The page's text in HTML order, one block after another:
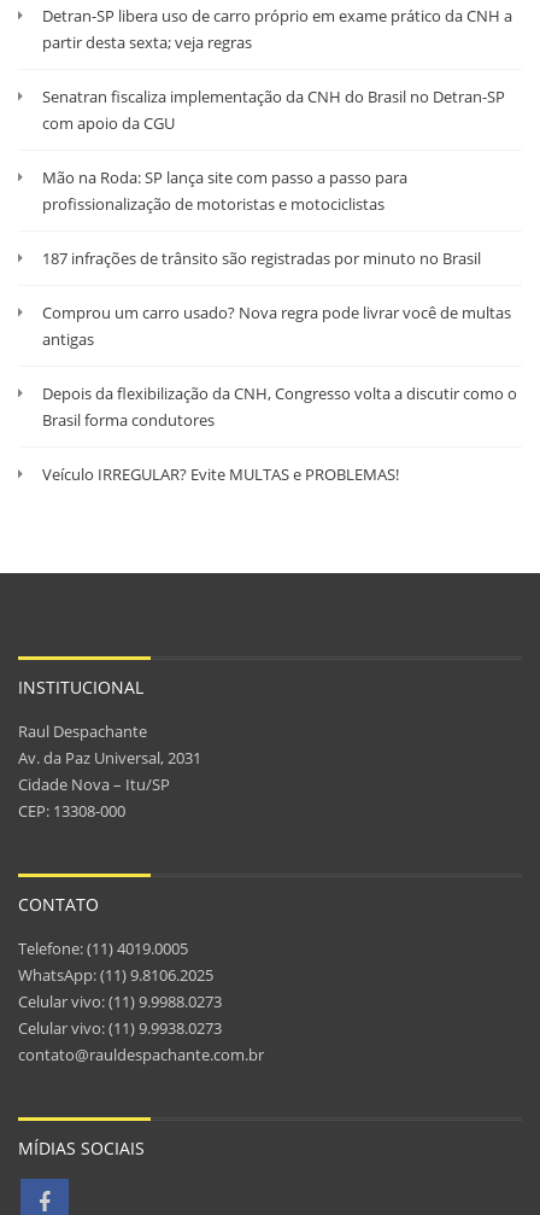
Detran-SP libera uso de carro próprio em exame prático da CNH a
partir desta sexta; veja regras
Senatran fiscaliza implementação da CNH do Brasil no Detran-SP
com apoio da CGU
Mão na Roda: SP lança site com passo a passo para
profissionalização de motoristas e motociclistas
187 infrações de trânsito são registradas por minuto no Brasil
Comprou um carro usado? Nova regra pode livrar você de multas
antigas
Depois da flexibilização da CNH, Congresso volta a discutir como o
Brasil forma condutores
Veículo IRREGULAR? Evite MULTAS e PROBLEMAS!
INSTITUCIONAL
Raul Despachante
Av. da Paz Universal, 2031
Cidade Nova – Itu/SP
CEP: 13308-000
CONTATO
Telefone: (11) 4019.0005
WhatsApp: (11) 9.8106.2025
Celular vivo: (11) 9.9988.0273
Celular vivo: (11) 9.9938.0273
contato@rauldespachante.com.br
MÍDIAS SOCIAIS